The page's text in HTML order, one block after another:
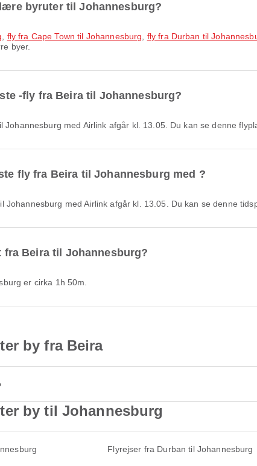
byruter til Johannesburg?
fly fra Cape Town til Johannesburg fly fra Durban til
byer.
-fly fra Beira til Johannesburg?
Johannesburg med Airlink afgår kl. 13.05. Du kan se denne
fly fra Beira til Johannesburg med ?
Johannesburg med Airlink afgår kl. 13.05. Du kan se denne
Beira til Johannesburg?
er cirka 1h 50m.
by fra Beira
by til Johannesburg
Flyrejser fra Durban til Johannesburg